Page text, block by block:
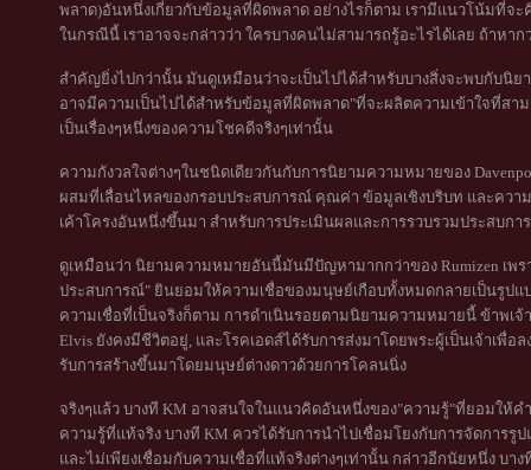
พลาด)อันหนึ่งเกี่ยวกับข้อมูลที่ผิดพลาด อย่างไรก็ตาม เรามีแนวโน้มที่จ
ในกรณีนี้ เราอาจจะกล่าวว่า ใครบางคนไม่สามารถรู้อะไรได้เลย ถ้าหา
สำคัญยิ่งไปกว่านั้น มันดูเหมือนว่าจะเป็นไปได้สำหรับบางสิ่งจะพบกับนิ
อาจมีความเป็นไปได้สำหรับข้อมูลที่ผิดพลาด"ที่จะผลิตความเข้าใจที่ส
เป็นเรื่องๆหนึ่งของความโชคดีจริงๆเท่านั้น
ความกังวลใจต่างๆในชนิดเดียวกันกับการนิยามความหมายของ
ผสมที่เลื่อนไหลของกรอบประสบการณ์ คุณค่า ข้อมูลเชิงบริบท และควา
เค้าโครงอันหนึ่งขึ้นมา สำหรับการประเมินผลและการรวบรวมประสบก
ดูเหมือนว่า นิยามความหมายอันนี้มันมีปัญหามากกว่าของ Rumizen เพ
ประสบการณ์" ยินยอมให้ความเชื่อของมนุษย์เกือบทั้งหมดกลายเป็นรูป
ความเชื่อที่เป็นจริงก็ตาม การดำเนินรอยตามนิยามความหมายนี้ ข้าพเ
Elvis ยังคงมีชีวิตอยู่, และโรคเอดส์ได้รับการส่งมาโดยพระผู้เป็นเจ้าเพื่
รับการสร้างขึ้นมาโดยมนุษย์ต่างดาวด้วยการโคลนนิ่ง
จริงๆแล้ว บางที KM อาจสนใจในแนวคิดอันหนึ่งของ"ความรู้"ที่ยอมให้ค
ความรู้ที่แท้จริง บางที KM ควรได้รับการนำไปเชื่อมโยงกับการจัดการ
และไม่เพียงเชื่อมกับความเชื่อที่แท้จริงต่างๆเท่านั้น กล่าวอีกนัยหนึ่ง บาง